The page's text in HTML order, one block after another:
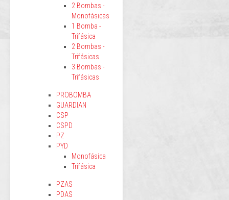
2 Bombas -
Monofásicas
1 Bomba -
Trifásica
2 Bombas -
Trifásicas
3 Bombas -
Trifásicas
PROBOMBA
GUARDIAN
CSP
CSPD
PZ
PYD
Monofásica
Trifásica
PZAS
PDAS